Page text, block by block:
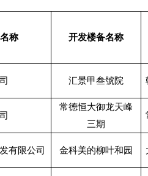
称 开发楼备名称
汇景甲叁號院
常德恒大御龙天峰
三期
有限公司 金科美的柳叶和园